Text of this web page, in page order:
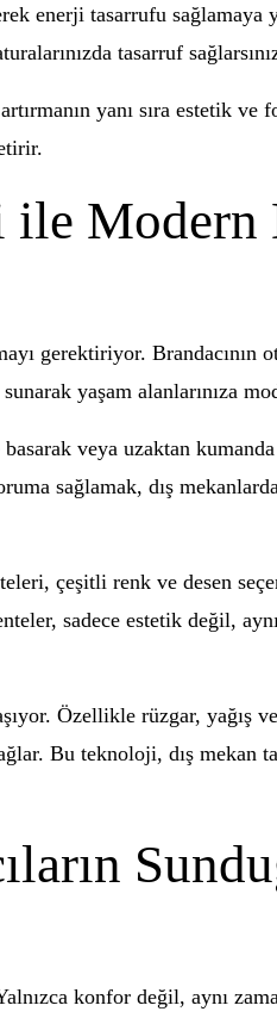
enerji tasarrufu sağlamaya
tasarruf
yanı sıra estetik ve
ile Modern
gerektiriyor.
yaşam alanlarınıza
veya uzaktan
sağlamak, dış
çeşitli renk ve desen
sadece estetik değil,
Özellikle rüzgar, yağış
Bu teknoloji, dış mekan
konfor değil, aynı